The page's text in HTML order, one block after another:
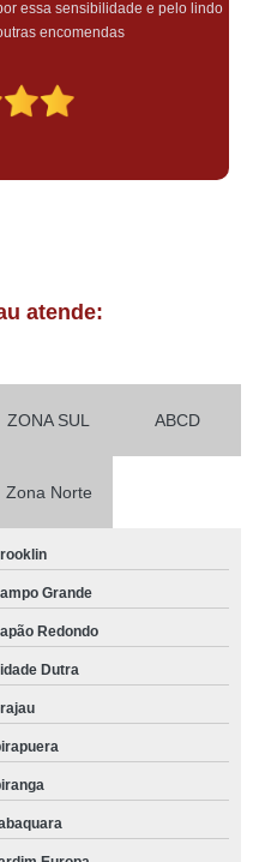
essa sensibilidade e pelo lindo
encomendas
atende:
ZONA SUL ABCD
Zona Norte
Grande
Redondo
Dutra